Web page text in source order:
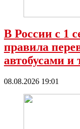
В России с 1
правила
автобусами и
08.08.2026 19:01